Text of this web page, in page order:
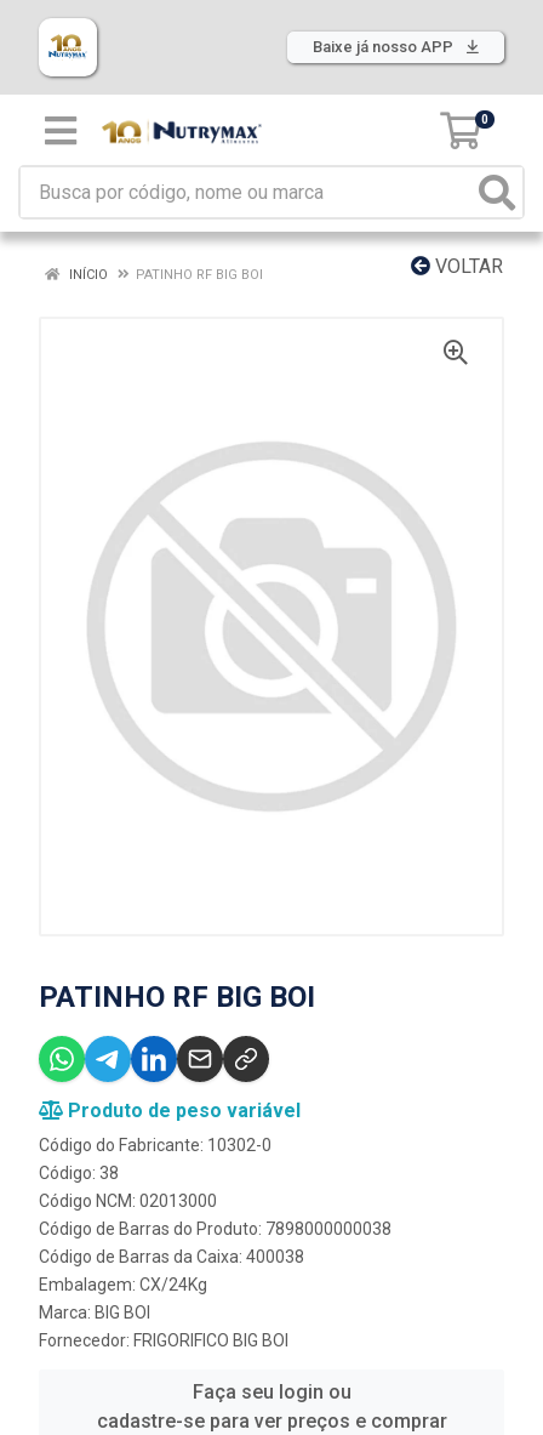
Baixe já nosso APP
0
VOLTAR
INÍCIO PATINHO RF BIG BOI
PATINHO RF BIG BOI
Produto de peso variável
Código do Fabricante: 10302-0
Código: 38
Código NCM: 02013000
Código de Barras do Produto: 7898000000038
Código de Barras da Caixa: 400038
Embalagem: CX/24Kg
Marca: BIG BOI
Fornecedor: FRIGORIFICO BIG BOI
Faça seu login ou
cadastre-se para ver preços e comprar